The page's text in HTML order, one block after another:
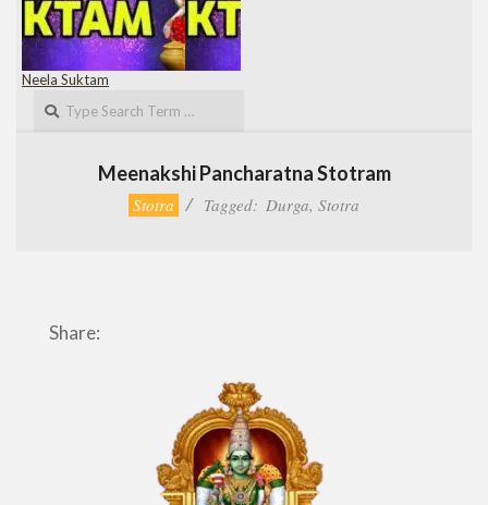
Neela Suktam
Meenakshi Pancharatna Stotram
Stotra Tagged: Durga, Stotra
Share: